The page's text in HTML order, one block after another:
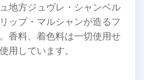
地方ジュヴレ・シャンベル
ップ・マルシャンが造るフ
香料、着色料は一切使用せ
用しています。